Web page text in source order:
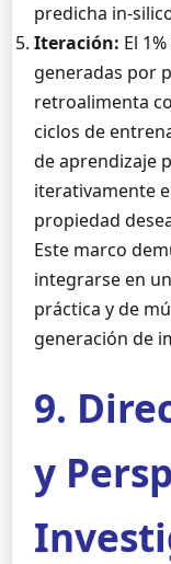
predicha in-
Iteración: El
generadas por
retroalimenta
ciclos de
de aprendizaje
iterativamente
propiedad
Este marco
integrarse en
práctica y de
generación de
9.
y